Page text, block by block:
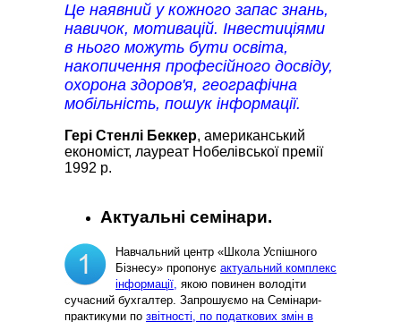
Це наявний у кожного запас знань,
навичок, мотивацій. Інвестиціями
в нього можуть бути освіта,
накопичення професійного досвіду,
охорона здоров'я, географічна
мобільність, пошук інформації.
Гері Стенлі Беккер, американський
економіст, лауреат Нобелівської премії
1992 р.
Актуальні семінари.
Навчальний центр «Школа Успішного
Бізнесу» пропонує актуальний комплекс
інформації, якою повинен володіти
сучасний бухгалтер. Запрошуємо на Семінари-
практикуми по звітності, по податкових змін в